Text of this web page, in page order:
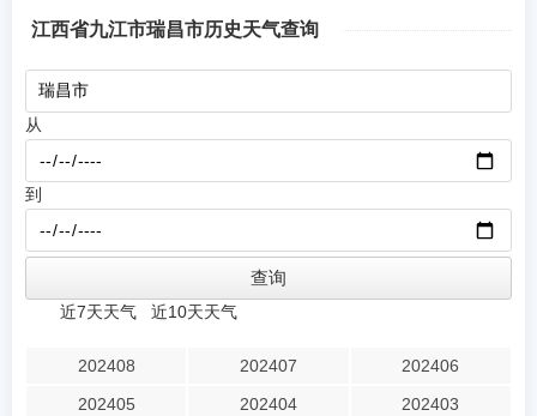
江西省九江市瑞昌市历史天气查询
从
到
近7天天气 近10天天气
202408 202407
202406
202405
202404
202403